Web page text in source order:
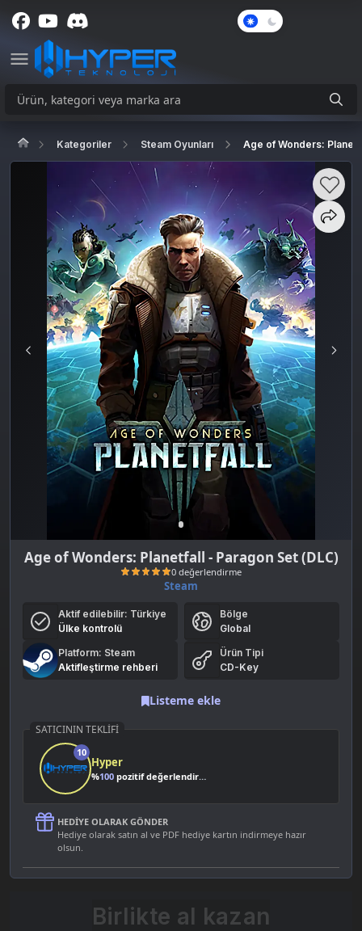
Kategoriler Steam Oyunları Age of Wonders:
Age of Wonders: Planetfall - Paragon Set (DLC)
Steam
Aktif edilebilir: Türkiye
Ülke kontrolü
Bölge
Global
Platform: Steam
Aktifleştirme rehberi
Ürün Tipi
CD-Key
Listeme ekle
SATICININ TEKLIFI
10
Hyper
%100 pozitif değerlendirme
HEDIYE OLARAK GÖNDER
Hediye olarak satın al ve PDF hediye kartın indirmeye hazır
olsun.
Birlikte al kazan